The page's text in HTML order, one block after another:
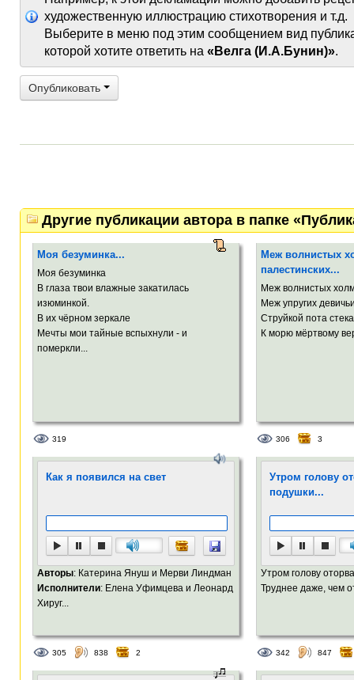
художественную иллюстрацию стихотворения и т.д.
Выберите в меню под этим сообщением вид
которой хотите ответить на «Велга (И.А.Бунин)».
Опубликовать
Другие публикации автора в папке
Моя безуминка...
Моя безуминка
В глаза твои влажные закатилась
изюминкой.
В их чёрном зеркале
Мечты мои тайные вспыхнули - и
померкли...
319
Меж волнистых
палестинских...
Меж волнистых
Меж упругих
Струйкой пота
К морю мёртвому
306 3
Как я появился на свет
Авторы: Катерина Януш и Мерви Линдман
Исполнители: Елена Уфимцева и Леонард
Хируг...
305 838 2
Утром голову
подушки...
Утром голову
Труднее даже, чем
342 847